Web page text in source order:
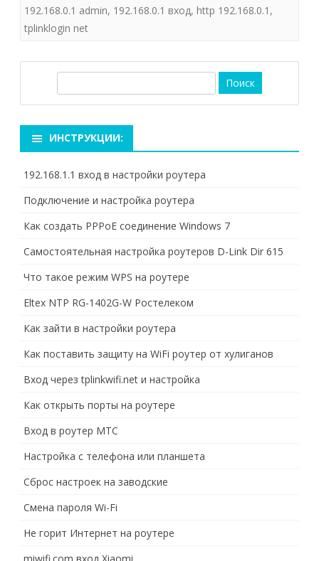
192.168.0.1 admin, 192.168.0.1 вход, http 192.168.0.1 ,
tplinklogin net
ИНСТРУКЦИИ:
192.168.1.1 вход в настройки роутера
Подключение и настройка роутера
Как создать PPPoE соединение Windows 7
Самостоятельная настройка роутеров D-Link Dir 615
Что такое режим WPS на роутере
Eltex NTP RG-1402G-W Ростелеком
Как зайти в настройки роутера
Как поставить защиту на WiFi роутер от хулиганов
Вход через tplinkwifi.net и настройка
Как открыть порты на роутере
Вход в роутер МТС
Настройка с телефона или планшета
Сброс настроек на заводские
Смена пароля Wi-Fi
Не горит Интернет на роутере